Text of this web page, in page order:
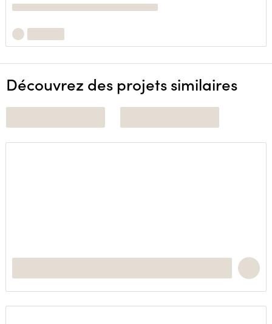
Découvrez des projets similaires